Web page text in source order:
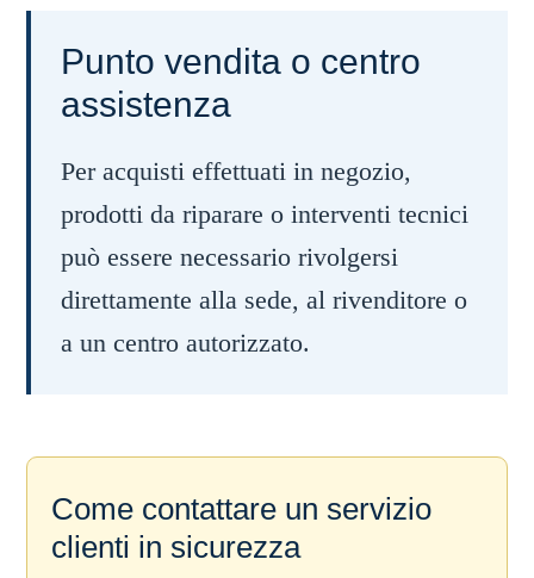
Punto vendita o centro
assistenza
Per acquisti effettuati in negozio,
prodotti da riparare o interventi tecnici
può essere necessario rivolgersi
direttamente alla sede, al rivenditore o
a un centro autorizzato.
Come contattare un servizio
clienti in sicurezza